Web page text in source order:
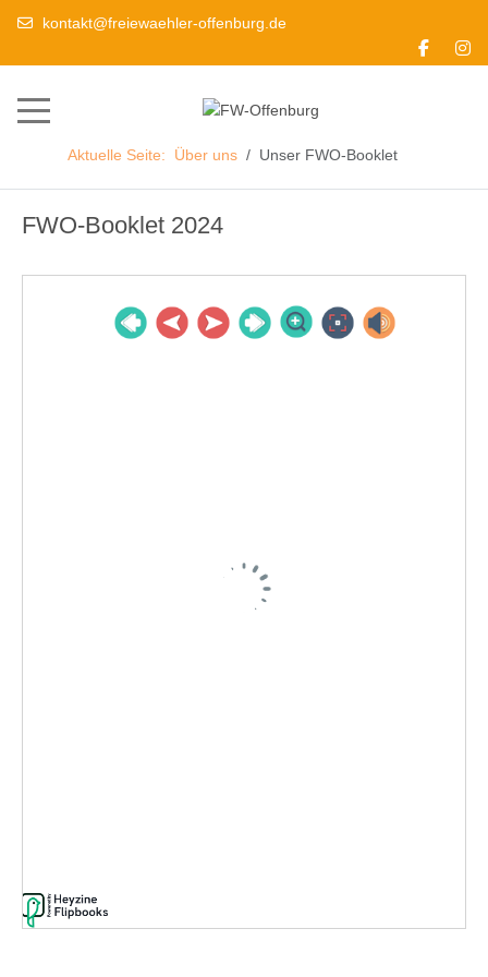
kontakt@freiewaehler-offenburg.de
Mobile Menu Toggle
Aktuelle Seite: Über uns Unser FWO-Booklet
FWO-Booklet 2024